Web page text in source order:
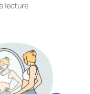
lecture